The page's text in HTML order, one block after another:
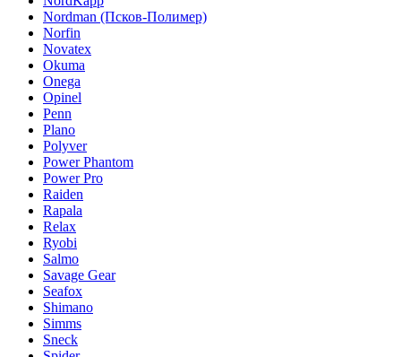
Nordman (Псков-Полимер)
Norfin
Novatex
Okuma
Onega
Opinel
Penn
Plano
Polyver
Power Phantom
Power Pro
Raiden
Rapala
Relax
Ryobi
Salmo
Savage Gear
Seafox
Shimano
Simms
Sneck